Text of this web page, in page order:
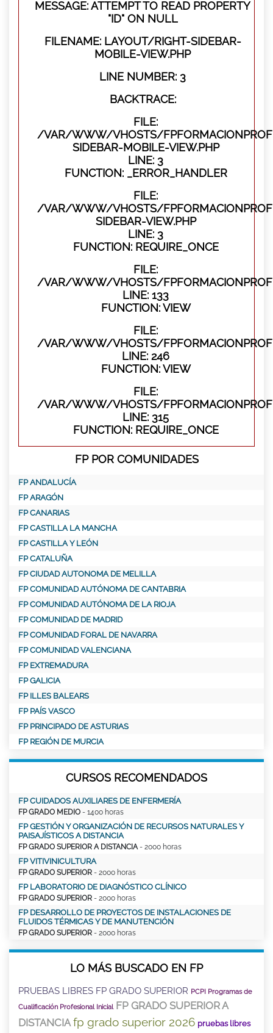
MESSAGE: ATTEMPT TO READ PROPERTY
"ID" ON NULL
FILENAME: LAYOUT/RIGHT-SIDEBAR-
MOBILE-VIEW.PHP
LINE NUMBER: 3
BACKTRACE:
FILE:
/VAR/WWW/VHOSTS/
SIDEBAR-MOBILE-VIEW.PHP
LINE: 3
FUNCTION: _ERROR_HANDLER
FILE:
/VAR/WWW/VHOSTS/
SIDEBAR-VIEW.PHP
LINE: 3
FUNCTION: REQUIRE_ONCE
FILE:
/VAR/WWW/VHOSTS/
LINE: 133
FUNCTION: VIEW
FILE:
/VAR/WWW/VHOSTS/
LINE: 246
FUNCTION: VIEW
FILE:
/VAR/WWW/VHOSTS/
LINE: 315
FUNCTION: REQUIRE_ONCE
FP POR COMUNIDADES
FP ANDALUCÍA
FP ARAGÓN
FP CANARIAS
FP CASTILLA LA MANCHA
FP CASTILLA Y LEÓN
FP CATALUÑA
FP CIUDAD AUTONOMA DE MELILLA
FP COMUNIDAD AUTÓNOMA DE CANTABRIA
FP COMUNIDAD AUTÓNOMA DE LA RIOJA
FP COMUNIDAD DE MADRID
FP COMUNIDAD FORAL DE NAVARRA
FP COMUNIDAD VALENCIANA
FP EXTREMADURA
FP GALICIA
FP ILLES BALEARS
FP PAÍS VASCO
FP PRINCIPADO DE ASTURIAS
FP REGIÓN DE MURCIA
CURSOS RECOMENDADOS
FP CUIDADOS AUXILIARES DE ENFERMERÍA
FP GRADO MEDIO - 1400 horas
FP GESTIÓN Y ORGANIZACIÓN DE RECURSOS NATURALES Y
PAISAJÍSTICOS A DISTANCIA
FP GRADO SUPERIOR A DISTANCIA- 2000 horas
FP VITIVINICULTURA
FP GRADO SUPERIOR - 2000 horas
FP LABORATORIO DE DIAGNÓSTICO CLÍNICO
FP GRADO SUPERIOR - 2000 horas
FP DESARROLLO DE PROYECTOS DE INSTALACIONES DE
FLUIDOS TÉRMICAS Y DE MANUTENCIÓN
FP GRADO SUPERIOR - 2000 horas
LO MÁS BUSCADO EN FP
PRUEBAS LIBRES FP GRADO SUPERIOR PCPI Programas de
Cualificación Profesional Inicial FP GRADO SUPERIOR A
DISTANCIA fp grado superior 2026 pruebas libres